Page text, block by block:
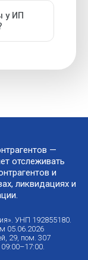
у ИП
—
отслеживать
и
ликвидациях и
УНП 192855180.
05.06.2026
29, пом. 307